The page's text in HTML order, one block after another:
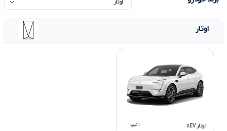
اوتار
اوتار ۱۱EV ۱ تیپ